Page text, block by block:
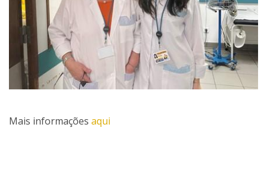
Mais informações aqui